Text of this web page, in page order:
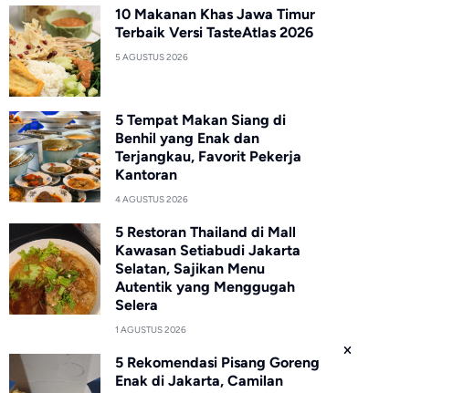
10 Makanan Khas Jawa Timur
Terbaik Versi TasteAtlas 2026
5 AGUSTUS 2026
5 Tempat Makan Siang di
Benhil yang Enak dan
Terjangkau, Favorit Pekerja
Kantoran
4 AGUSTUS 2026
5 Restoran Thailand di Mall
Kawasan Setiabudi Jakarta
Selatan, Sajikan Menu
Autentik yang Menggugah
Selera
1 AGUSTUS 2026
5 Rekomendasi Pisang Goreng
Enak di Jakarta, Camilan